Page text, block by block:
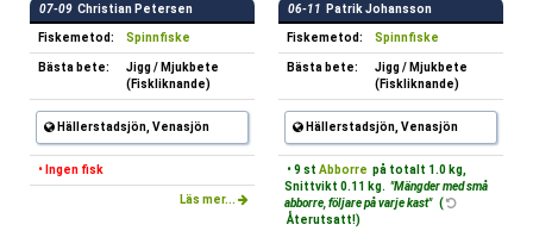
07-09 Christian Petersen
Fiskemetod: Spinnfiske
Bästa bete:
Jigg / Mjukbete
(Fiskliknande)
Hällerstadsjön, Venasjön
• Ingen fisk
Läs mer...
06-11 Patrik Johansson
Fiskemetod: Spinnfiske
Bästa bete:
Jigg / Mjukbete
(Fiskliknande)
Hällerstadsjön, Venasjön
• 9 st Abborre på totalt 1.0 kg,
Snittvikt 0.11 kg. "Mängder med små
abborre, följare på varje kast" (
Återutsatt!)